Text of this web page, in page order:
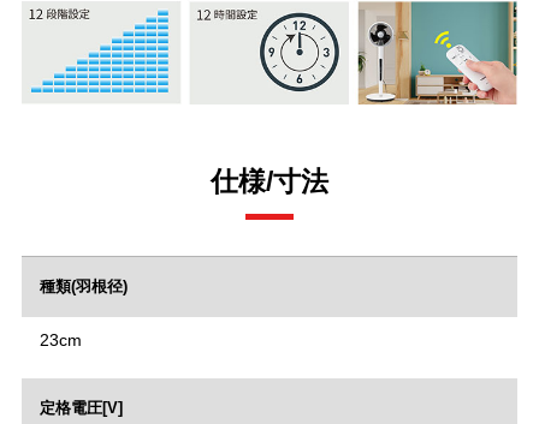
仕様/寸法
種類(羽根径)
23cm
定格電圧[V]